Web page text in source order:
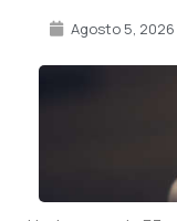
Agosto 5, 2026